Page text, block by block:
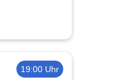
19:00 Uhr